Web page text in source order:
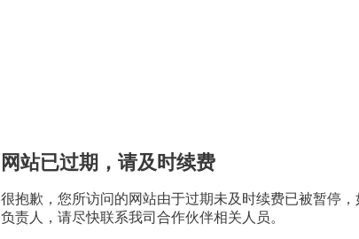
网站已过期，请及时续费
很抱歉，您所访问的网站由于过期未及时续费已被暂停
负责人，请尽快联系我司合作伙伴相关人员。